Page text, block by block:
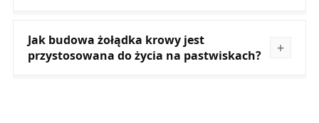
Jak budowa żołądka krowy jest
przystosowana do życia na pastwiskach?